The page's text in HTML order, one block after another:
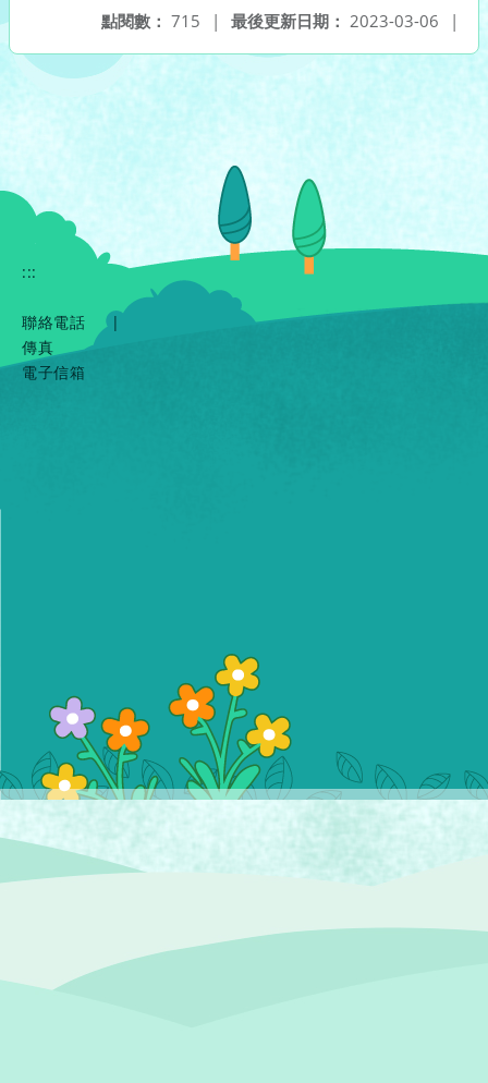
最後更新日期： 2023-03-06 |
點閱數： 715 |
:::
聯絡電話
|
傳真
電子信箱